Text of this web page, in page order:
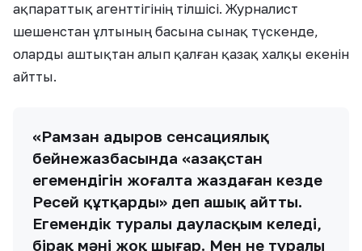
ақпараттық агенттігінің тілшісі. Журналист
шешенстан ұлтының басына сынақ түскенде,
оларды аштықтан алып қалған қазақ халқы екенін
айтты.
«Рамзан Қадыров сенсациялық
бейнежазбасында «Қазақстан
егемендігін жоғалта жаздаған кезде
Ресей құтқарды» деп ашық айтты.
Егемендік туралы дауласқым келеді,
бірақ мәні жоқ шығар. Мен не туралы